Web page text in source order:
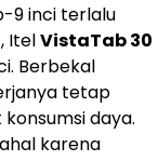
9 inci terlalu
ItelVistaTab 30
Berbekal
tetap
daya.
karena